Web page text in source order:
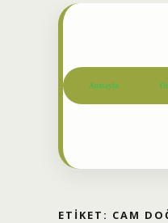
Anasayfa
ETIKET: CAM